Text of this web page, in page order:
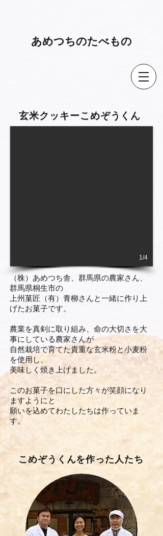
​あめつちのたべもの
​玄米クッキーこめぞうくん
1/4
​（株）あめつち舎、群馬県の農家さん、
群馬県桐生市の
上州菓匠（有）青柳さんと一緒に作り上
げたお菓子です。
農業を真剣に取り組み、命の大切さを大
事にしている農家さんが
自然栽培で育てた貴重な玄米粉と小麦粉
を使用し、
美味しく焼き上げました。
このお菓子を口にした方々が笑顔になり
ますようにと
願いを込めてわたしたちは作っていま
す。
​こめぞうくんを作った人たち